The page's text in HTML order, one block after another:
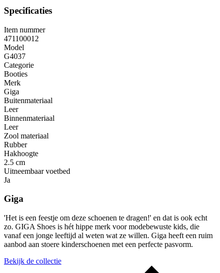
Specificaties
Item nummer
471100012
Model
G4037
Categorie
Booties
Merk
Giga
Buitenmateriaal
Leer
Binnenmateriaal
Leer
Zool materiaal
Rubber
Hakhoogte
2.5 cm
Uitneembaar voetbed
Ja
Giga
'Het is een feestje om deze schoenen te dragen!' en dat is ook echt
zo. GIGA Shoes is hét hippe merk voor modebewuste kids, die
vanaf een jonge leeftijd al weten wat ze willen. Giga heeft een ruim
aanbod aan stoere kinderschoenen met een perfecte pasvorm.
Bekijk de collectie